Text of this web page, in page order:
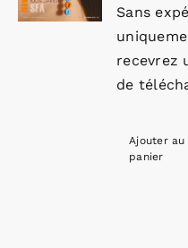
Sans
recevrez
de
Ajouter au
panier